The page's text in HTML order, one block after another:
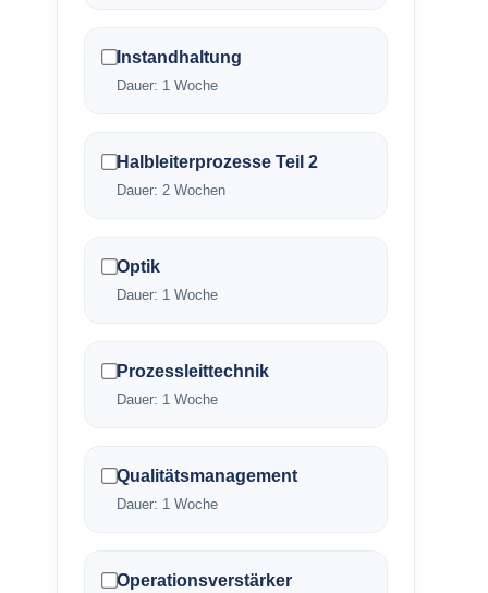
Instandhaltung
Dauer: 1 Woche
Halbleiterprozesse Teil 2
Dauer: 2 Wochen
Optik
Dauer: 1 Woche
Prozessleittechnik
Dauer: 1 Woche
Qualitätsmanagement
Dauer: 1 Woche
Operationsverstärker